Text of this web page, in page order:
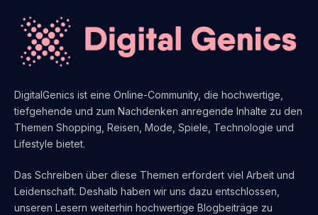
DigitalGenics ist eine Online-Community, die hochwertige,
tiefgehende und zum Nachdenken anregende Inhalte zu den
Themen Shopping, Reisen, Mode, Spiele, Technologie und
Lifestyle bietet.
Das Schreiben über diese Themen erfordert viel Arbeit und
Leidenschaft. Deshalb haben wir uns dazu entschlossen,
unseren Lesern weiterhin hochwertige Blogbeiträge zu